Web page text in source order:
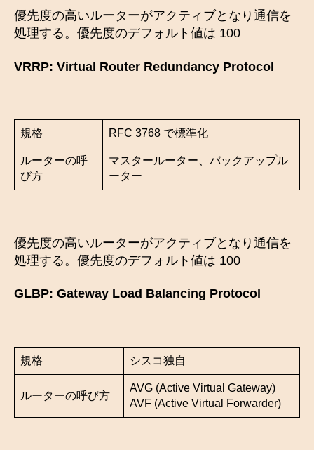
優先度の高いルーターがアクティブとなり通信を
処理する。優先度のデフォルト値は 100
VRRP: Virtual Router Redundancy Protocol
規格 RFC 3768 で標準化
ルーターの呼
び方
マスタールーター、バックアップル
ーター
優先度の高いルーターがアクティブとなり通信を
処理する。優先度のデフォルト値は 100
GLBP: Gateway Load Balancing Protocol
規格 シスコ独自
ルーターの呼び方
AVG (Active Virtual Gateway)
AVF (Active Virtual Forwarder)